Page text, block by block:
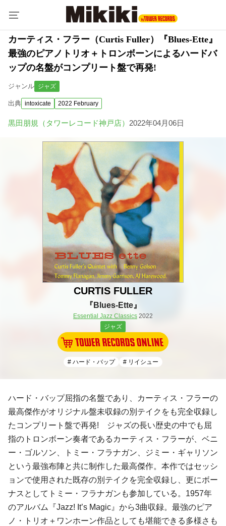
カーティス・フラー（Curtis Fuller）『Blues-Ette』
最強のピアノトリオ＋トロンボーンによるハードバ
ップの名盤がコンプリート盤で再発!
ジャンル ジャズ
出典 intoxicate 2022 February
黒田朋規（タワーレコード神戸店） 2022年04月06日
CURTIS FULLER
『Blues-Ette』
Essential Jazz Classics 2022
ジャズ
# ハード・バップ # リイシュー
ハード・バップ屈指の名盤であり、カーティス・フラーの
最高傑作がオリジナル盤未収録の別テイクをも完全収録し
たコンプリート盤で再発! ジャズの長い歴史の中でも屈
指のトロンボーン奏者であるカーティス・フラーが、ベニ
ー・ゴルソン、トミー・フラナガン、ジミー・ギャリソン
という最強布陣と共に制作した最高傑作。本作ではセッシ
ョンで使用された既存の別テイクを完全収録し、更にボー
ナスとしてトミー・フラナガンも参加している。1957年
のアルバム『Jazz! It’s Magic』から3曲収録。最強のピア
ノ・トリオ＋ワンホーン作品としても堪能できる多様さも